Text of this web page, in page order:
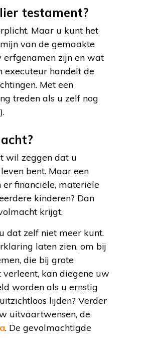
testament?
Maar u kunt het
van de gemaakte
zijn en wat
executeur handelt de
Met een
treden als u zelf nog
wil zeggen dat u
bent. Maar een
financiële, materiële
kinderen? Dan
krijgt.
dat zelf niet meer kunt.
laten zien, om bij
die bij grote
kan diegene uw
worden als u ernstig
lijden? Verder
uitvaartwensen, de
. De gevolmachtigde